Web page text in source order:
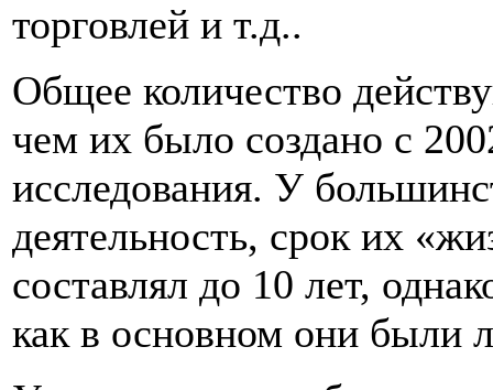
торговлей и т.д..
Общее количество
чем их было создано с
исследования. У
деятельность, срок их
составлял до 10 лет,
как в основном они были